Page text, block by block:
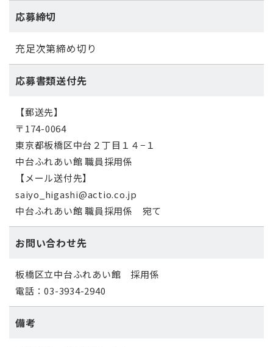
応募締切
充足次第締め切り
応募書類送付先
【郵送先】
〒174-0064
東京都板橋区中台２丁目１４−１
中台ふれあい館 職員採用係
【メール送付先】
saiyo_higashi@actio.co.jp
中台ふれあい館 職員採用係 宛て
お問い合わせ先
板橋区立中台ふれあい館 採用係
電話：03-3934-2940
備考